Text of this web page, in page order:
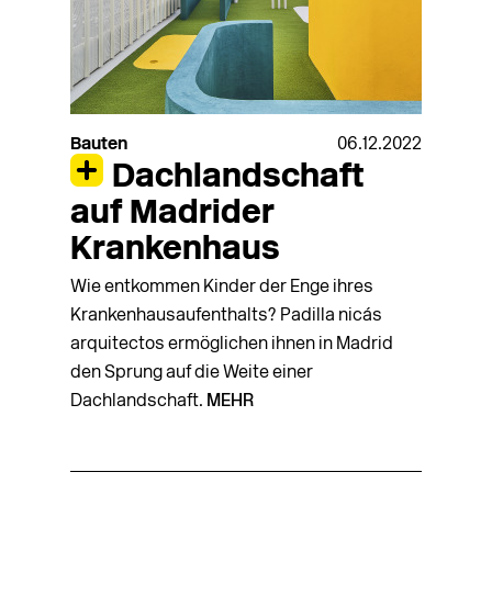
Bauten 06.12.2022
Dachlandschaft
auf Madrider
Krankenhaus
Wie entkommen Kinder der Enge ihres
Krankenhausaufenthalts? Padilla nicás
arquitectos ermöglichen ihnen in Madrid
den Sprung auf die Weite einer
Dachlandschaft. MEHR